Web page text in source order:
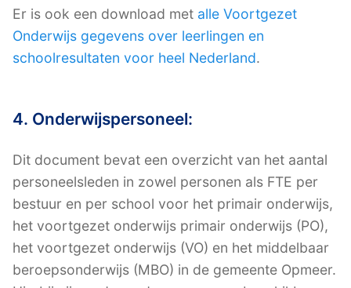
Er is ook een download met alle Voortgezet
Onderwijs gegevens over leerlingen en
schoolresultaten voor heel Nederland.
4. Onderwijspersoneel:
Dit document bevat een overzicht van het aantal
personeelsleden in zowel personen als FTE per
bestuur en per school voor het primair onderwijs,
het voortgezet onderwijs primair onderwijs (PO),
het voortgezet onderwijs (VO) en het middelbaar
beroepsonderwijs (MBO) in de gemeente Opmeer.